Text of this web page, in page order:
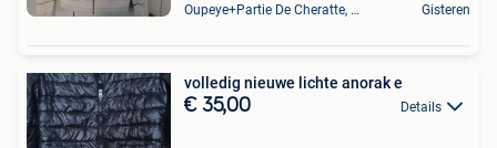
Oupeye+Partie De Cheratte, Herstal Et Wandre Gisteren
volledig nieuwe lichte anorak e
€ 35,00 Details